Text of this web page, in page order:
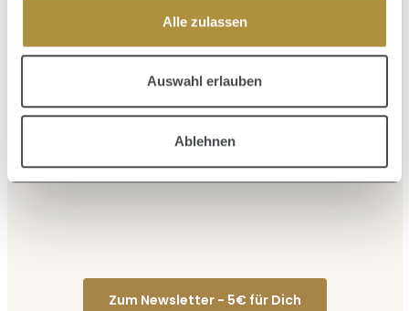
Alle zulassen
Auswahl erlauben
Ablehnen
Durchschnittliche Bewertung von 5 von 5 Sternen
Färbepinsel schmal
Verkaufspreis:Regulärer Preis:
3,90 € (25.64% gespart)
Zum Newsletter - 5€ für Dich